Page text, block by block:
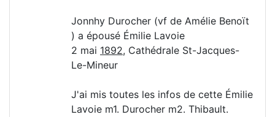
Jonnhy Durocher (vf de Amélie Benoït
) a épousé Émilie Lavoie
2 mai 1892, Cathédrale St-Jacques-
Le-Mineur
J'ai mis toutes les infos de cette Émilie
Lavoie m1. Durocher m2. Thibault.